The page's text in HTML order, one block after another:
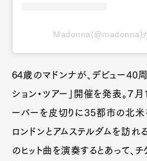
Madonna(@madonna)
64歳のマドンナが、デビュー40
ション・ツアー」開催を発表。７
ーバーを皮切りに35都市の北米
ロンドンとアムステルダムを訪れ
のヒット曲を演奏するとあって、